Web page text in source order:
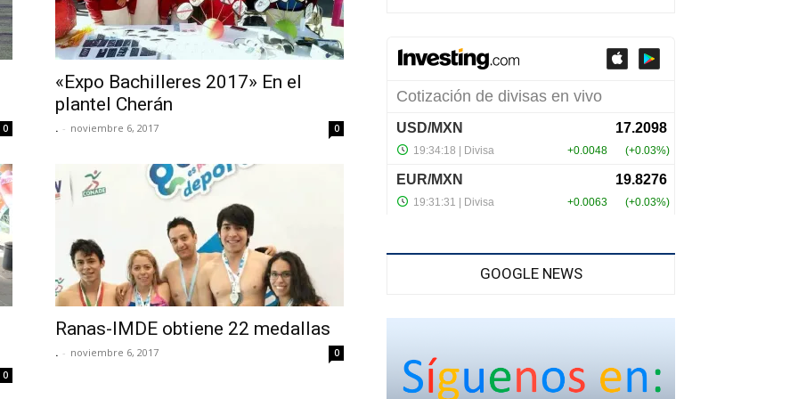
0
«Expo Bachilleres 2017» En el
plantel Cherán
. - noviembre 6, 2017 0
0
Ranas-IMDE obtiene 22 medallas
. - noviembre 6, 2017 0
GOOGLE NEWS